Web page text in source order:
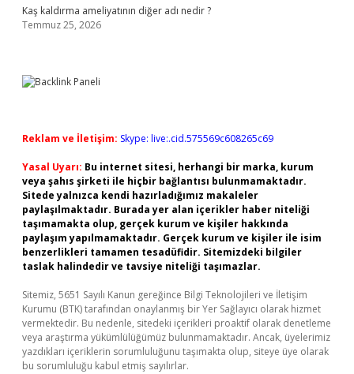
Kaş kaldırma ameliyatının diğer adı nedir ?
Temmuz 25, 2026
Reklam ve İletişim: Skype: live:.cid.575569c608265c69
Yasal Uyarı: Bu internet sitesi, herhangi bir marka, kurum
veya şahıs şirketi ile hiçbir bağlantısı bulunmamaktadır.
Sitede yalnızca kendi hazırladığımız makaleler
paylaşılmaktadır. Burada yer alan içerikler haber niteliği
taşımamakta olup, gerçek kurum ve kişiler hakkında
paylaşım yapılmamaktadır. Gerçek kurum ve kişiler ile isim
benzerlikleri tamamen tesadüfidir. Sitemizdeki bilgiler
taslak halindedir ve tavsiye niteliği taşımazlar.
Sitemiz, 5651 Sayılı Kanun gereğince Bilgi Teknolojileri ve İletişim
Kurumu (BTK) tarafından onaylanmış bir Yer Sağlayıcı olarak hizmet
vermektedir. Bu nedenle, sitedeki içerikleri proaktif olarak denetleme
veya araştırma yükümlülüğümüz bulunmamaktadır. Ancak, üyelerimiz
yazdıkları içeriklerin sorumluluğunu taşımakta olup, siteye üye olarak
bu sorumluluğu kabul etmiş sayılırlar.